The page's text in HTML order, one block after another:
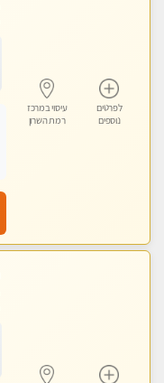
לפרטים
נוספים
עיסוי במרכז
רמת השרון